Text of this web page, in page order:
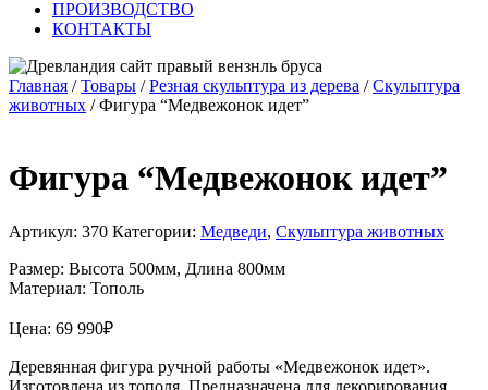
ПРОИЗВОДСТВО
КОНТАКТЫ
Главная /Товары /Резная скульптура из дерева /Скульптура
животных /Фигура “Медвежонок идет”
Фигура “Медвежонок идет”
Артикул: 370 Категории: Медведи, Скульптура животных
Размер: Высота 500мм, Длина 800мм
Материал: Тополь
Цена: 69 990₽
Деревянная фигура ручной работы «Медвежонок идет».
Изготовлена из тополя. Предназначена для декорирования